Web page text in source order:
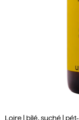
Loire | bílé, suché |